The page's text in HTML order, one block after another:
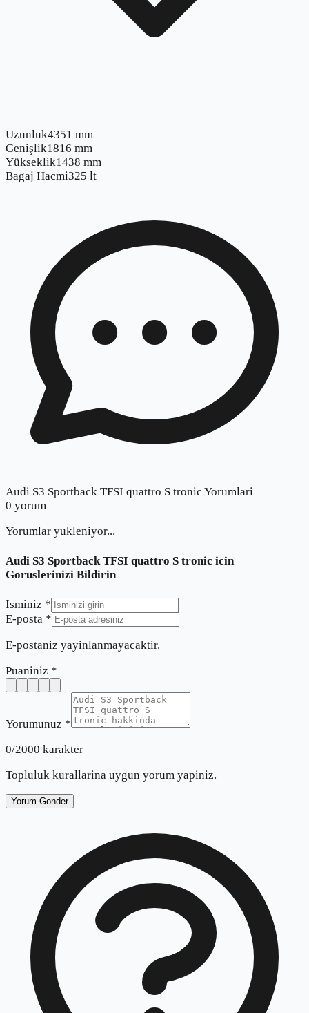
Uzunluk4351 mm
Genişlik1816 mm
Yükseklik1438 mm
Bagaj Hacmi325 lt
Audi S3 Sportback TFSI quattro S tronic Yorumlari
0 yorum
Yorumlar yukleniyor...
Audi S3 Sportback TFSI quattro S tronic icin
Goruslerinizi Bildirin
Isminiz *
E-posta *
E-postaniz yayinlanmayacaktir.
Puaniniz *
Yorumunuz *
0/2000 karakter
Topluluk kurallarina uygun yorum yapiniz.
Yorum Gonder